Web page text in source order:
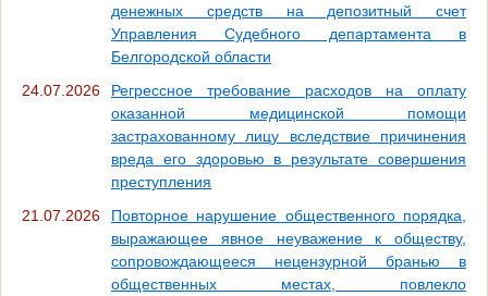
денежных средств на депозитный счет
Управления Судебного департамента в
Белгородской области
24.07.2026
Регрессное требование расходов на оплату
оказанной медицинской помощи
застрахованному лицу вследствие причинения
вреда его здоровью в результате совершения
преступления
21.07.2026
Повторное нарушение общественного порядка,
выражающее явное неуважение к обществу,
сопровождающееся нецензурной бранью в
общественных местах, повлекло